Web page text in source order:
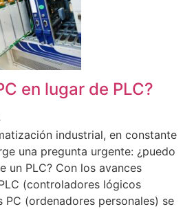
en lugar de PLC?
industrial, en constante
una pregunta urgente: ¿puedo
un PLC? Con los avances
(controladores lógicos
(ordenadores personales) se